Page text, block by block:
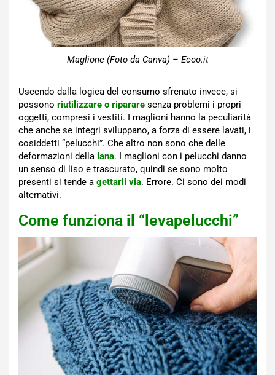
Maglione (Foto da Canva) – Ecoo.it
Uscendo dalla logica del consumo sfrenato invece, si
possono riutilizzare o riparare senza problemi i propri
oggetti, compresi i vestiti. I maglioni hanno la peculiarità
che anche se integri sviluppano, a forza di essere lavati, i
cosiddetti “pelucchi”. Che altro non sono che delle
deformazioni della lana. I maglioni con i pelucchi danno
un senso di liso e trascurato, quindi se sono molto
presenti si tende a gettarli via. Errore. Ci sono dei modi
alternativi.
Come funziona il “levapelucchi”